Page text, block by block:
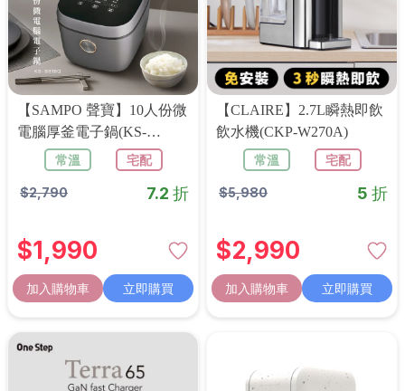
【SAMPO 聲寶】10人份微
電腦厚釜電子鍋(KS-
BB18Q)常溫 宅配
$2,790 7.2 折
$1,990
加入購物車 立即購買
【CLAIRE】2.7L瞬熱即飲
飲水機(CKP-W270A)
常溫
宅配
$5,980 5 折
$2,990
加入購物車 立即購買